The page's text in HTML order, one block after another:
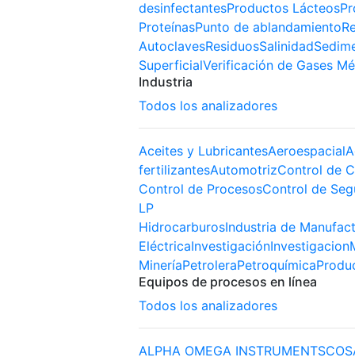
desinfectantesProductos Lácteos
ProteínasPunto de ablandamiento
AutoclavesResiduosSalinidad
SuperficialVerificación de Gases
Industria
Todos los analizadores
Aceites y LubricantesAeroespacial
fertilizantesAutomotrizControl de
Control de ProcesosControl de
LP
HidrocarburosIndustria de
EléctricaInvestigaciónInvestigacion
MineríaPetroleraPetroquímica
Equipos de procesos en línea
Todos los analizadores
ALPHA OMEGA INSTRUMENTS